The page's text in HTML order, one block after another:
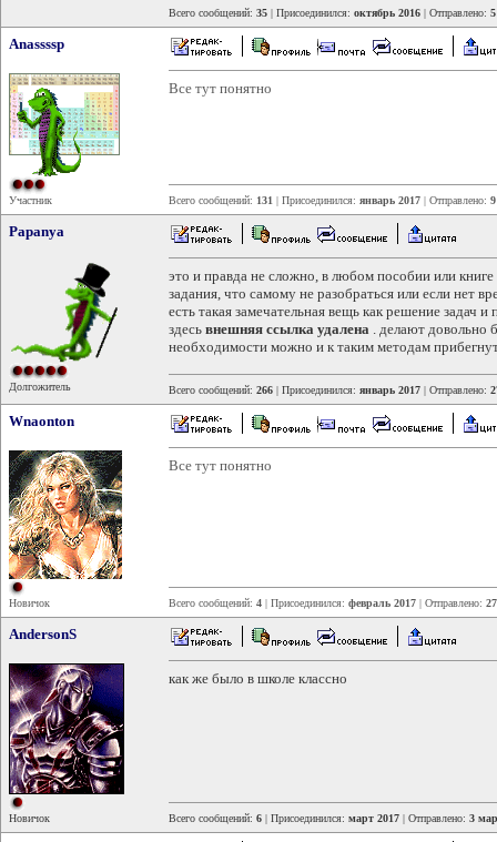
Всего сообщений: 35 | Присоединился: октябрь 2016 | Отправлено:
Anassssp
Участник
Все тут понятно
Всего сообщений: 131 | Присоединился: январь 2017 | Отправлено:
Papanya
Долгожитель
это и правда не сложно, в любом пособии или
задания, что самому не разобраться или если нет
есть такая замечательная вещь как решение задач
здесь внешняя ссылка удалена . делают довольно
необходимости можно и к таким методам
Всего сообщений: 266 | Присоединился: январь 2017 | Отправлено:
Wnaonton
Новичок
Все тут понятно
Всего сообщений: 4 | Присоединился: февраль 2017 | Отправлено:
AndersonS
Новичок
как же было в школе классно
Всего сообщений: 6 | Присоединился: март 2017 | Отправлено: 3